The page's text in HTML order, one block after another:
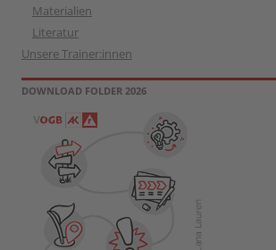
Materialien
Literatur
Unsere Trainer:innen
DOWNLOAD FOLDER 2026